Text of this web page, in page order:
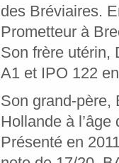
des Bréviaires.
Prometteur à
Son frère utérin,
A1 et IPO 122
Son grand-père,
Hollande à
Présenté en